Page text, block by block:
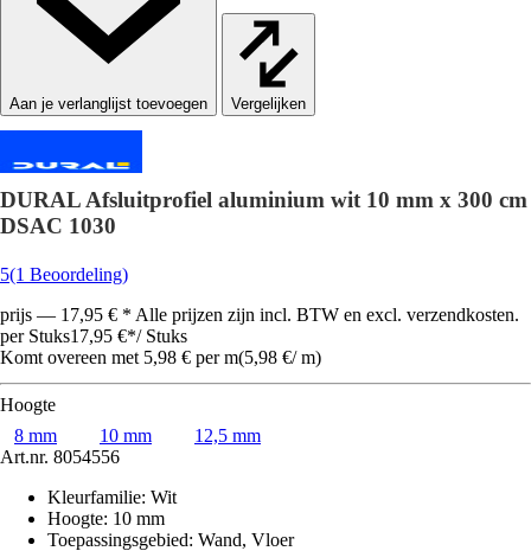
Vergelijken
DURAL Afsluitprofiel aluminium wit 10 mm x 300 cm
DSAC 1030
5(1 Beoordeling)
prijs — 17,95 € * Alle prijzen zijn incl. BTW en excl. verzendkosten.
per Stuks17,95 €*/ Stuks
Komt overeen met 5,98 € per m(5,98 €/ m)
Hoogte
8 mm
10 mm
12,5 mm
Art.nr. 8054556
Kleurfamilie: Wit
Hoogte: 10 mm
Toepassingsgebied: Wand, Vloer